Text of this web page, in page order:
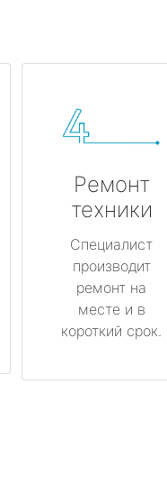
Ремонт
техники
Специалист
производит
ремонт на
месте и в
короткий срок.